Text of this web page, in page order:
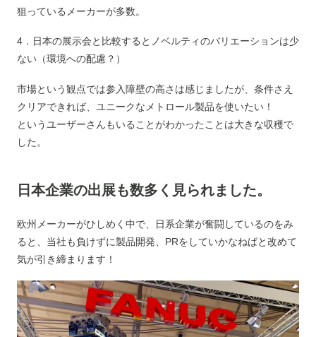
狙っているメーカーが多数。
4．日本の展示会と比較するとノベルティのバリエーションは少
ない（環境への配慮？）
市場という観点では参入障壁の高さは感じましたが、条件さえ
クリアできれば、ユニークなメトロール製品を使いたい！
というユーザーさんもいることがわかったことは大きな収穫で
した。
日本企業の出展も数多く見られました。
欧州メーカーがひしめく中で、日系企業が奮闘しているのをみ
ると、当社も負けずに製品開発、PRをしていかなねばと改めて
気が引き締まります！